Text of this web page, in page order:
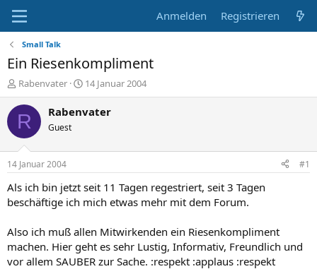
Anmelden Registrieren
Small Talk
Ein Riesenkompliment
E
r
s
t
e
r
Rabenvater
E
r
s
t
a
14 Januar 2004
R Rabenvater
Guest
14 Januar 2004 #1
Als ich bin jetzt seit 11 Tagen regestriert, seit 3 Tagen
beschäftige ich mich etwas mehr mit dem Forum.
Also ich muß allen Mitwirkenden ein Riesenkompliment
machen. Hier geht es sehr Lustig, Informativ, Freundlich und
vor allem SAUBER zur Sache. :respekt :applaus :respekt